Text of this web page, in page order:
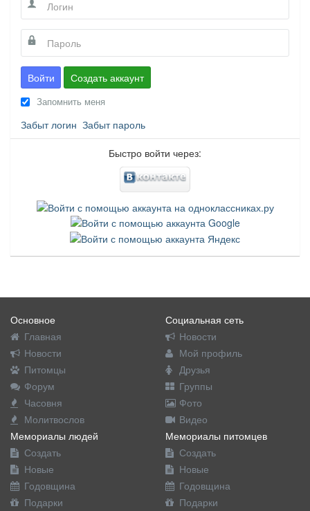
Войти Создать аккаунт
Запомнить меня
Забыт логин Забыт пароль
Быстро войти через:
Основное
Главная
Новости
Питомцы
Форум
Часовня
Молитвослов
Социальная сеть
Новости
Мой профиль
Друзья
Группы
Фото
Видео
Мемориалы людей
Создать
Новые
Годовщина
Подарки
Мемориалы питомцев
Создать
Новые
Годовщина
Подарки